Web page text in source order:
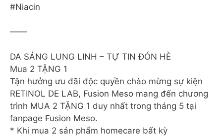
#Niacin
——
DA SÁNG LUNG LINH – TỰ TIN ĐÓN HÈ
Mua 2 TẶNG 1
Tận hưởng ưu đãi độc quyền chào mừng sự kiện
RETINOL DE LAB, Fusion Meso mang đến chương
trình MUA 2 TẶNG 1 duy nhất trong tháng 5 tại
fanpage Fusion Meso.
* Khi mua 2 sản phẩm homecare bất kỳ